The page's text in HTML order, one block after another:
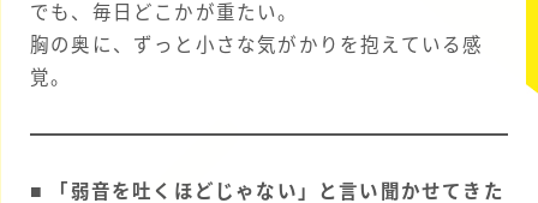
でも、毎日どこかが重たい。
胸の奥に、ずっと小さな気がかりを抱えている感
覚。
■ 「弱音を吐くほどじゃない」と言い聞かせてきた